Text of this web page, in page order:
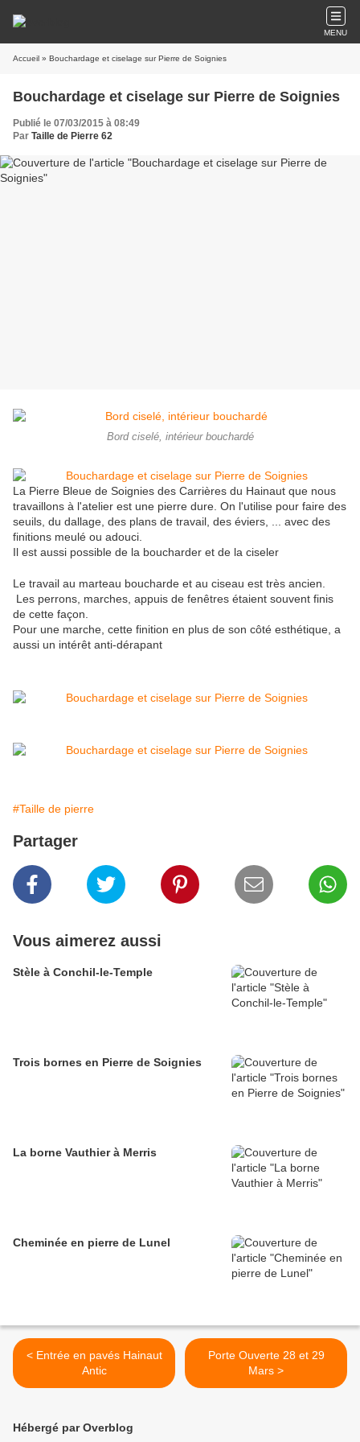
MENU
Accueil » Bouchardage et ciselage sur Pierre de Soignies
Bouchardage et ciselage sur Pierre de Soignies
Publié le 07/03/2015 à 08:49
Par Taille de Pierre 62
Bord ciselé, intérieur bouchardé
La Pierre Bleue de Soignies des Carrières du Hainaut que nous
travaillons à l'atelier est une pierre dure. On l'utilise pour faire des
seuils, du dallage, des plans de travail, des éviers, ... avec des
finitions meulé ou adouci.
Il est aussi possible de la boucharder et de la ciseler
Le travail au marteau boucharde et au ciseau est très ancien.
Les perrons, marches, appuis de fenêtres étaient souvent finis
de cette façon.
Pour une marche, cette finition en plus de son côté esthétique, a
aussi un intérêt anti-dérapant
#Taille de pierre
Partager
Vous aimerez aussi
Stèle à Conchil-le-Temple
Trois bornes en Pierre de Soignies
La borne Vauthier à Merris
Cheminée en pierre de Lunel
< Entrée en pavés Hainaut
Antic
Porte Ouverte 28 et 29
Mars >
Hébergé par Overblog